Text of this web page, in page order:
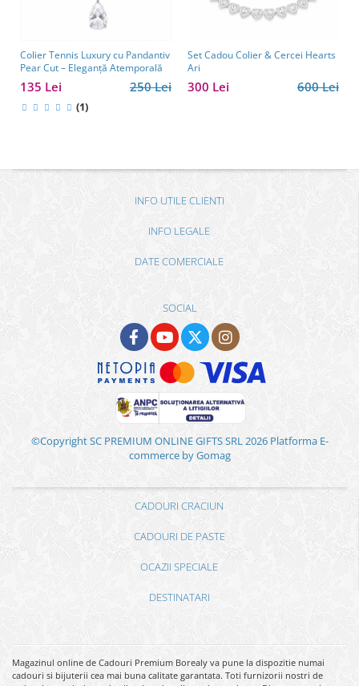
Colier Tennis Luxury cu Pandantiv
Pear Cut – Eleganță Atemporală
250 Lei
135 Lei
(1)
Set Cadou Colier & Cercei Hearts
Ari
600 Lei
300 Lei
INFO UTILE CLIENTI
INFO LEGALE
DATE COMERCIALE
SOCIAL
©Copyright SC PREMIUM ONLINE GIFTS SRL 2026 Platforma E-
commerce by Gomag
CADOURI CRACIUN
CADOURI DE PASTE
OCAZII SPECIALE
DESTINATARI
Magazinul online de Cadouri Premium Borealy va pune la dispozitie numai
cadouri si bijuterii cea mai buna calitate garantata. Toti furnizorii nostri de